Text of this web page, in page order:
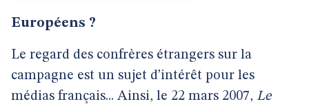
Européens ?
Le regard des confrères étrangers sur la
campagne est un sujet d’intérêt pour les
médias français... Ainsi, le 22 mars 2007, Le